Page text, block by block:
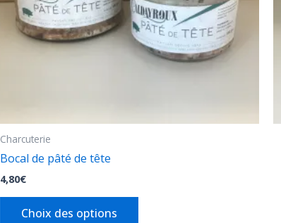
Charcuterie
Bocal de pâté de tête
4,80€
Choix des options
être
choisies
sur
la